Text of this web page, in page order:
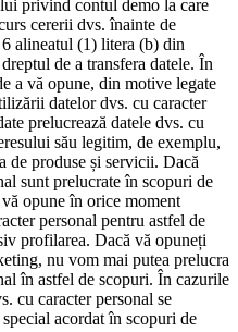
privind contul demo la care
cererii dvs. înainte de
alineatul (1) litera (b) din
de a transfera datele. În
a vă opune, din motive legate
datelor dvs. cu caracter
prelucrează datele dvs. cu
său legitim, de exemplu,
de produse și servicii. Dacă
sunt prelucrate în scopuri de
opune în orice moment
personal pentru astfel de
profilarea. Dacă vă opuneți
nu vom mai putea prelucra
în astfel de scopuri. În cazurile
cu caracter personal se
acordat în scopuri de